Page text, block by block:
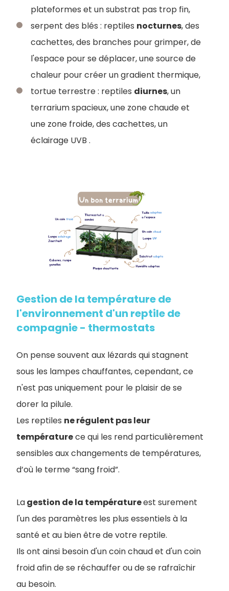
plateformes et un substrat pas trop fin,
serpent des blés : reptiles nocturnes, des
cachettes, des branches pour grimper, de
l'espace pour se déplacer, une source de
chaleur pour créer un gradient thermique,
tortue terrestre : reptiles diurnes, un
terrarium spacieux, une zone chaude et
une zone froide, des cachettes, un
éclairage UVB .
Gestion de la température de
l'environnement d'un reptile de
compagnie - thermostats
On pense souvent aux lézards qui stagnent
sous les lampes chauffantes, cependant, ce
n'est pas uniquement pour le plaisir de se
dorer la pilule.
Les reptiles ne régulent pas leur
températurece qui les rend particulièrement
sensibles aux changements de températures,
d’où le terme “sang froid”.
Lagestion de la températureest surement
l'un des paramètres les plus essentiels à la
santé et au bien être de votre reptile.
Ils ont ainsi besoin d'un coin chaud et d'un coin
froid afin de se réchauffer ou de se rafraîchir
au besoin.